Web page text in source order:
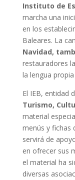
Instituto de
marcha una
en los
Baleares. La
Navidad,
restauradores
la lengua
El IEB, entidad
Turismo,
material
menús y fichas
servirá de
en ofrecer sus
el material ha
diversas